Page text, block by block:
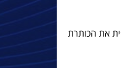
את הכותרת